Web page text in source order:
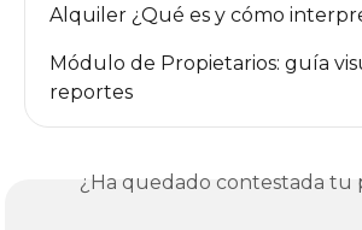
Alquiler ¿Qué es y cómo
Módulo de Propietarios: guía
reportes
¿Ha quedado contestada tu